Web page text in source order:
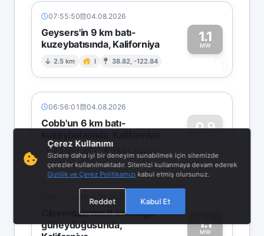
07:55:50 04.08.2026
Geysers'in 9 km batı-
kuzeybatısında, Kaliforniya
2.5 km I 38.82, -122.84
1.1
MW1
06:56:01 04.08.2026
Cobb'un 6 km batı-
2.2 km I 38.84, -122.79
0.9
0
04.08.2026
Cloverdale'nin 8 km doğu-
güneydoğusunda,
1.1
MW
Çerez Kullanımı
Sizlere daha iyi bir deneyim sunabilmek için sitemizde
çerezler kullanılmaktadır. Sitemizi kullanmaya devam ederek
Gizlilik ve Çerez Politikamızı kabul etmiş olursunuz.
Reddet Kabul Et